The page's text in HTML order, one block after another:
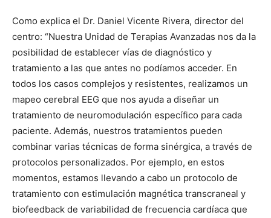
Como explica el Dr. Daniel Vicente Rivera, director del
centro: “Nuestra Unidad de Terapias Avanzadas nos da la
posibilidad de establecer vías de diagnóstico y
tratamiento a las que antes no podíamos acceder. En
todos los casos complejos y resistentes, realizamos un
mapeo cerebral EEG que nos ayuda a diseñar un
tratamiento de neuromodulación específico para cada
paciente. Además, nuestros tratamientos pueden
combinar varias técnicas de forma sinérgica, a través de
protocolos personalizados. Por ejemplo, en estos
momentos, estamos llevando a cabo un protocolo de
tratamiento con estimulación magnética transcraneal y
biofeedback de variabilidad de frecuencia cardíaca que